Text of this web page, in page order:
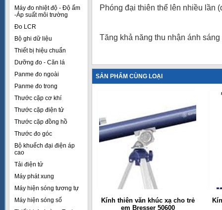
Máy đo nhiệt độ - Độ ẩm
-Áp suất môi trường
Đo LCR
Bộ ghi dữ liệu
Thiết bị hiệu chuẩn
Dưỡng đo - Căn lá
Panme đo ngoài
Panme đo trong
Thước cặp cơ khí
Thước cặp điện tử
Thước cặp đồng hồ
Thước đo góc
Bộ khuếch đại điện áp
cao
Tải điện tử
Máy phát xung
Máy hiện sóng tương tự
Máy hiện sóng số
Phóng đại thiên thể lên nhiều lần
Tăng khả năng thu nhận ánh
SẢN PHẨM CÙNG LOẠI
Kính thiên văn khúc xạ cho trẻ
em Bresser 50600